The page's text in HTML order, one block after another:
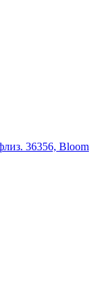
36356, Bloom